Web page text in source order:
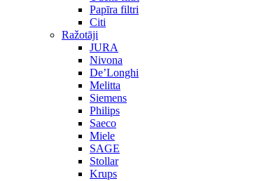
Papīra filtri
Citi
Ražotāji
JURA
Nivona
De’Longhi
Melitta
Siemens
Philips
Saeco
Miele
SAGE
Stollar
Krups